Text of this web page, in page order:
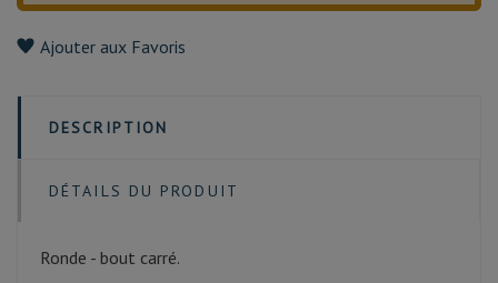
Ajouter aux Favoris
DESCRIPTION
DÉTAILS DU PRODUIT
Ronde - bout carré.